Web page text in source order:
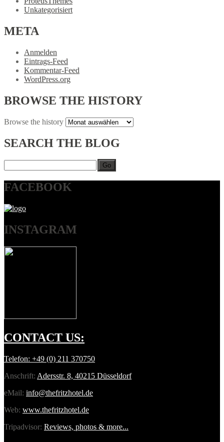
Unkategorisiert
META
Anmelden
Eintrags-Feed
Kommentar-Feed
WordPress.org
BROWSE THE HISTORY
Browse the history
SEARCH THE BLOG
Go
FACEBOOK
INSTAGRAM
CONTACT US:
Telefon: +49 (0) 211 370750
Anschrift: Adersstr. 8, 40215 Düsseldorf
eMail: info@thefritzhotel.de
Web: www.thefritzhotel.de
Tripadvisor: Reviews, photos & more...